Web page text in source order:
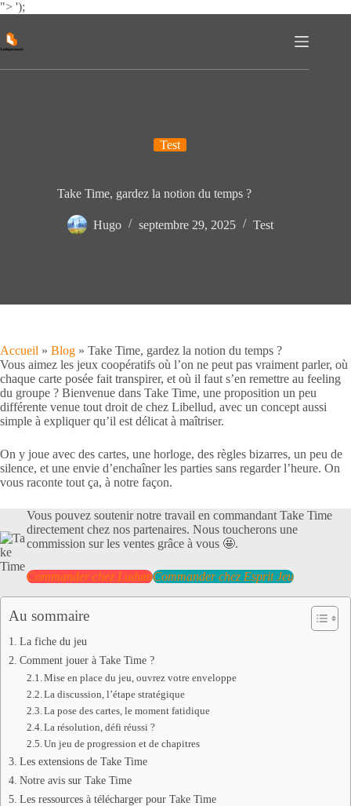
"> ');
Test
Take Time, gardez la notion du temps ?
Hugo septembre 29, 2025 Test
Accueil » Blog » Take Time, gardez la notion du temps ?
Vous aimez les jeux coopératifs où l’on ne peut pas vraiment parler, où
chaque carte posée fait transpirer, et où il faut s’en remettre au feeling
du groupe ? Bienvenue dans Take Time, une proposition un peu
différente venue tout droit de chez Libellud, avec un concept aussi
simple à expliquer qu’il est délicat à maîtriser.
On y joue avec des cartes, une horloge, des règles bizarres, un peu de
silence, et une envie d’enchaîner les parties sans regarder l’heure. On
vous raconte tout ça, à notre façon.
Vous pouvez soutenir notre travail en commandant Take Time
directement chez nos partenaires. Nous toucherons une
commission sur les ventes grâce à vous 🤩.
Commander chez LudumCommander chez Esprit Jeu
Au sommaire
La fiche du jeu
Comment jouer à Take Time ?
Mise en place du jeu, ouvrez votre enveloppe
La discussion, l’étape stratégique
La pose des cartes, le moment fatidique
La résolution, défi réussi ?
Un jeu de progression et de chapitres
Les extensions de Take Time
Notre avis sur Take Time
Les ressources à télécharger pour Take Time